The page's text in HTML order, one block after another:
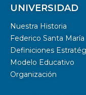
UNIVERSIDAD
Nuestra Historia
Federico Santa María
Definiciones
Modelo Educativo
Organización